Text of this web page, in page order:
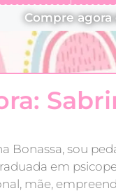
Compre
Bonassa, sou
em
mãe,